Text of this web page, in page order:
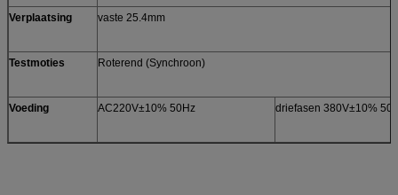
Verplaatsing vaste 25.4mm
Testmoties Roterend (Synchroon)
Voeding AC220V±10% 50Hz driefasen 380V±10%